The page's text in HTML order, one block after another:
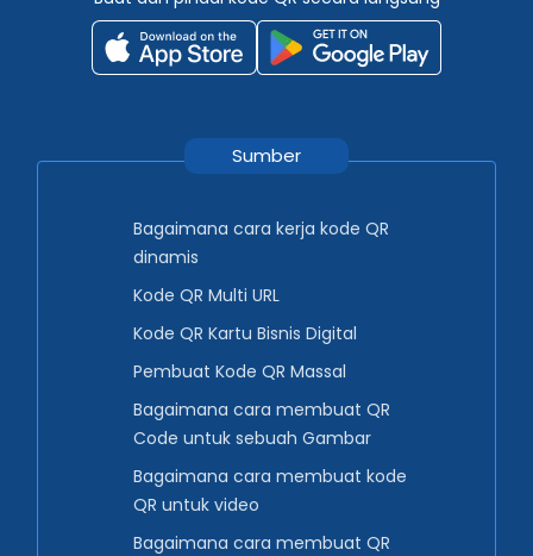
Sumber
Bagaimana cara kerja kode QR
dinamis
Kode QR Multi URL
Kode QR Kartu Bisnis Digital
Pembuat Kode QR Massal
Bagaimana cara membuat QR
Code untuk sebuah Gambar
Bagaimana cara membuat kode
QR untuk video
Bagaimana cara membuat QR